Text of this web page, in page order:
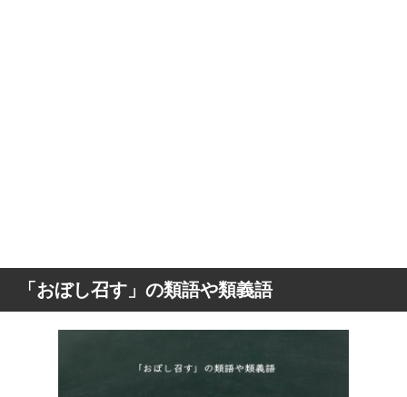
「おぼし召す」の類語や類義語